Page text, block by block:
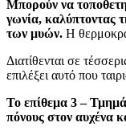
Μπορούν να
γωνία, καλύπτοντας
των μυών. Η
Διατίθενται σε
επιλέξει αυτό που
Το επίθεμα 3 –
πόνους στον αυχένα